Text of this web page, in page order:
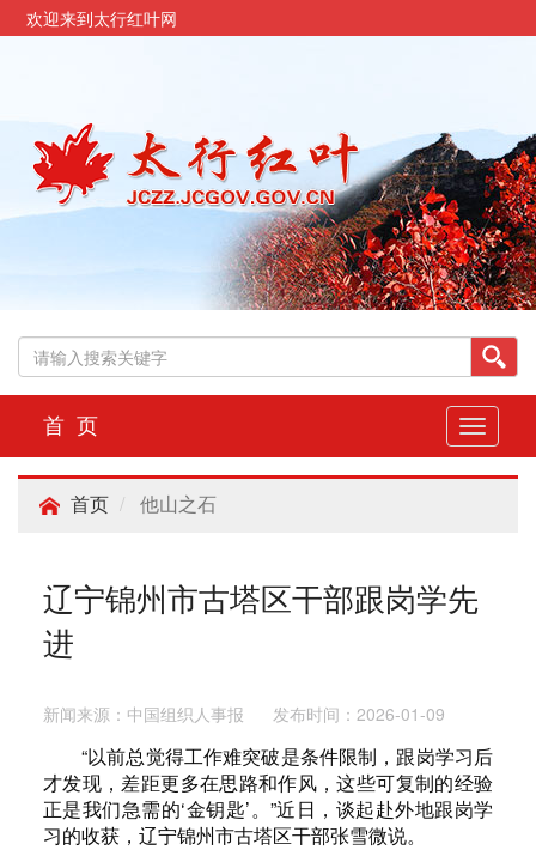
欢迎来到太行红叶网
切
换
导
首 页
首页 他山之石
辽宁锦州市古塔区干部跟岗学先
进
新闻来源：中国组织人事报 发布时间：2026-01-09
“以前总觉得工作难突破是条件限制，跟岗学习后
才发现，差距更多在思路和作风，这些可复制的经验
正是我们急需的‘金钥匙’。”近日，谈起赴外地跟岗学
习的收获，辽宁锦州市古塔区干部张雪微说。